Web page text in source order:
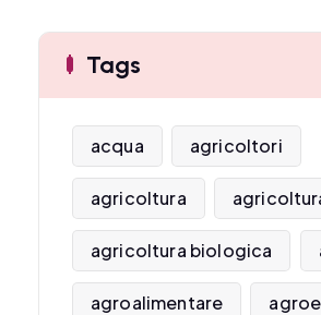
Tags
acqua agricoltori
agricoltura
agricoltura biologica
agroalimentare